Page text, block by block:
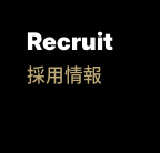
Recruit
採用情報